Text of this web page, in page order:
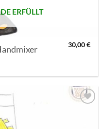
ERFÜLLT
30,00€